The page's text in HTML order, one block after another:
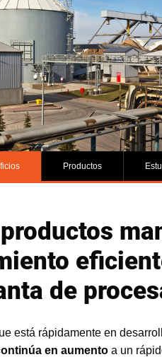
Productos
de
está rápidamente en
en aumento a un